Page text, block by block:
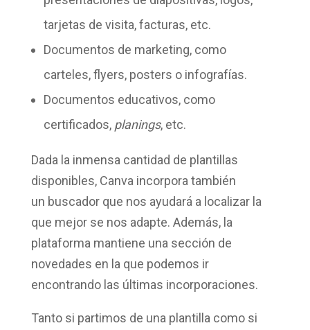
tarjetas de visita, facturas, etc.
Documentos de marketing, como
carteles, flyers, posters o infografías.
Documentos educativos, como
certificados, planings, etc.
Dada la inmensa cantidad de plantillas
disponibles, Canva incorpora también
un buscadorque nos ayudará a localizar la
que mejor se nos adapte. Además, la
plataforma mantiene una sección de
novedades en la que podemos ir
encontrando las últimas incorporaciones.
Tanto si partimos de una plantilla como si